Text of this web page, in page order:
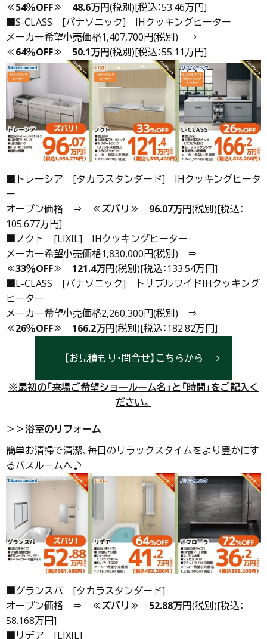
≪54％OFF≫
48.6万円(税別)[税込：53.46万円]
■S-CLASS [パナソニック] IHクッキングヒーター
メーカー希望小売価格1,407,700円(税別) ⇒
≪64％OFF≫
50.1万円(税別)[税込：55.11万円]
■トレーシア [タカラスタンダード] IHクッキングヒータ
ー
オープン価格 ⇒ ≪ズバリ≫ 96.07万円(税別)[税込：
105.677万円]
■ノクト [LIXIL] IHクッキングヒーター
メーカー希望小売価格1,830,000円(税別) ⇒
≪33％OFF≫
121.4万円(税別)[税込：133.54万円]
■L-CLASS [パナソニック] トリプルワイドIHクッキング
ヒーター
メーカー希望小売価格2,260,300円(税別) ⇒
≪26％OFF≫
166.2万円(税別)[税込：182.82万円]
【お見積もり・問合せ】こちらから
※最初の「来場ご希望ショールーム名」と「時間」をご記入く
ださい。
＞＞浴室のリフォーム
簡単お清掃で清潔、毎日のリラックスタイムをより豊かにす
るバスルームへ♪
■グランスパ [タカラスタンダード]
オープン価格 ⇒ ≪ズバリ≫ 52.88万円(税別)[税込：
58.168万円]
■リデア [LIXIL]